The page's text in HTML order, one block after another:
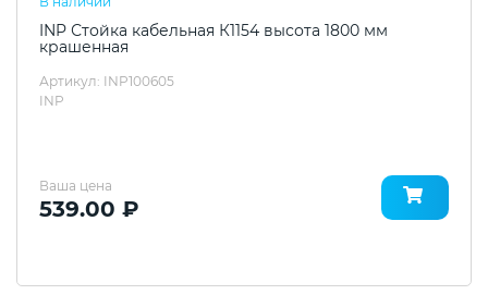
INP Стойка кабельная К1154 высота 1800 мм
крашенная
Артикул: INP100605
INP
Ваша цена
539.00 ₽